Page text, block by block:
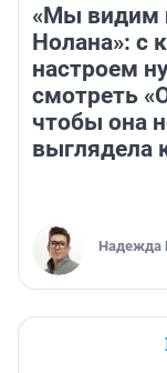
«Мы видим
Нолана»: с
настроем
смотреть
чтобы она
выглядела
Надежда